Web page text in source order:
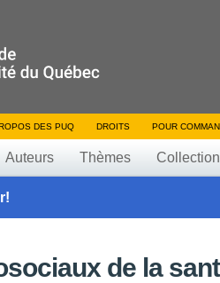
DES PUQ DROITS POUR
Auteurs Thèmes
de la